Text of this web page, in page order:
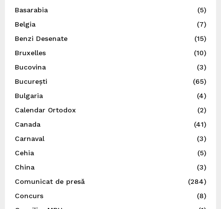
Basarabia
(5)
Belgia
(7)
Benzi Desenate
(15)
Bruxelles
(10)
Bucovina
(3)
București
(65)
Bulgaria
(4)
Calendar Ortodox
(2)
Canada
(41)
Carnaval
(3)
Cehia
(5)
China
(3)
Comunicat de presă
(284)
Concurs
(8)